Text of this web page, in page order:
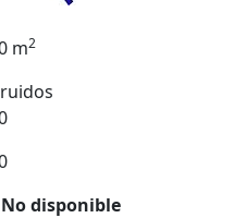
m2
No disponible